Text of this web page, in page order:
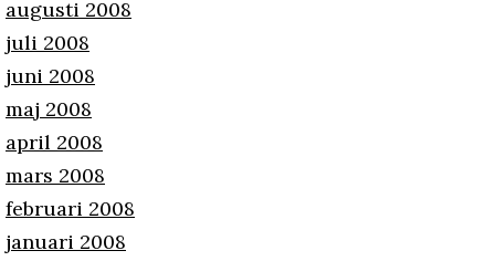
augusti 2008
juli 2008
juni 2008
maj 2008
april 2008
mars 2008
februari 2008
januari 2008